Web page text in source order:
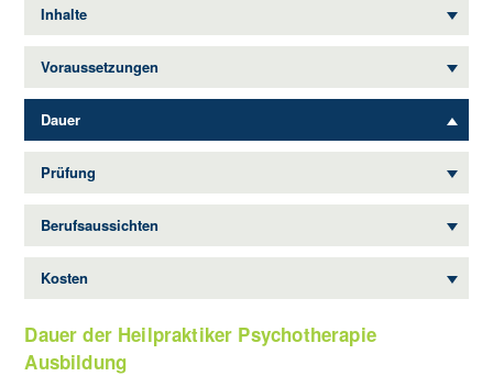
Inhalte
Voraussetzungen
Dauer
Prüfung
Berufsaussichten
Kosten
Dauer der Heilpraktiker Psychotherapie
Ausbildung